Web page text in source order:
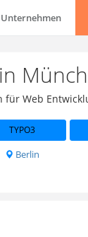
Unternehmen
für Web
TYPO3
Berlin